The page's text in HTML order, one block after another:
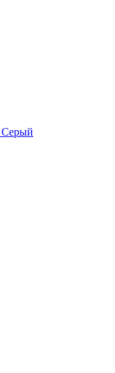
Серый